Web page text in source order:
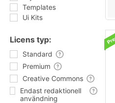
Templates
Ui Kits
Licens typ:
Standard
Premium
Creative Commons
Endast redaktionell
användning